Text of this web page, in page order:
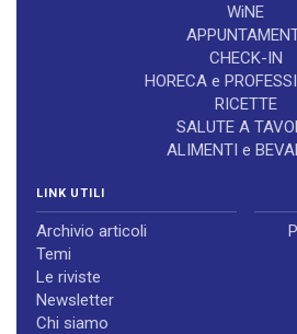
WiNE
CHECK-IN
HORECA e
RICETTE
SALUTE A
ALIMENTI e
LINK UTILI
Archivio articoli
Temi
Le riviste
Newsletter
Chi siamo